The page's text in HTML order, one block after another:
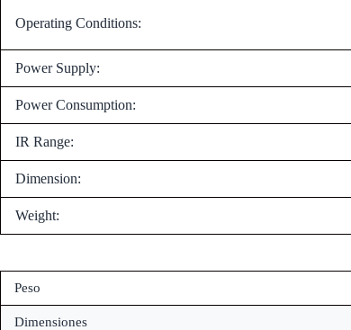
Operating Conditions:
Power Supply:
Power Consumption:
IR Range:
Dimension:
Weight:
Peso
Dimensiones